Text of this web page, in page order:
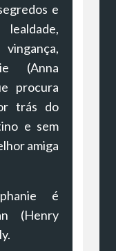
e
(Anna
procura
trás do
e sem
amiga
é
(Henry